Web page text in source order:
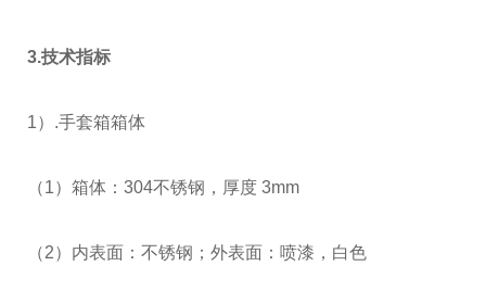
3.技术指标
1）.手套箱箱体
（1）箱体： 304不锈钢，厚度 3mm
（2）内表面：不锈钢；外表面：喷漆，白色